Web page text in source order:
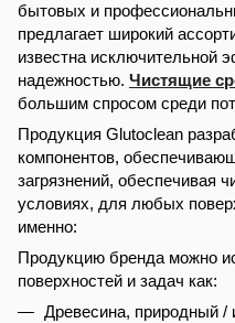
бытовых и
предлагает широкий
известна исключительной
надежностью. Чистящие
большим спросом среди
Продукция Glutoclean
компонентов,
загрязнений, обеспечивая
условиях, для любых
именно:
Продукцию бренда можно
поверхностей и задач как:
Древесина, природный /